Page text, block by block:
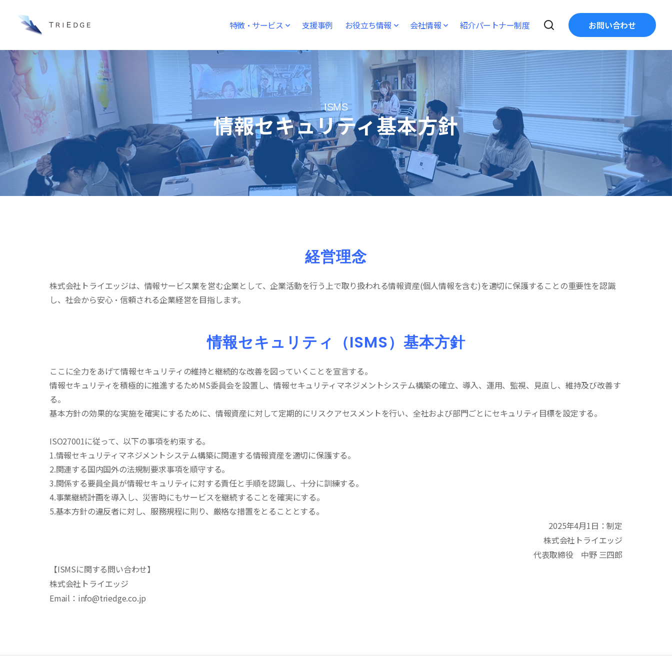
特徴・サービス 支援事例 お役立ち情報 会社情報 紹介パートナー制度 お問い合わせ
ISMS
情報セキュリティ基本方針
経営理念
株式会社トライエッジは、情報サービス業を営む企業として、企業活動を行う上で取り扱われる情報資産(個人情報を含む)を適切に保護することの重要性を認識
し、社会から安心・信頼される企業経営を目指します。
情報セキュリティ（ISMS）基本方針
ここに全力をあげて情報セキュリティの維持と継続的な改善を図っていくことを宣言する。
情報セキュリティを積極的に推進するためMS委員会を設置し、情報セキュリティマネジメントシステム構築の確立、導入、運用、監視、見直し、維持及び改善す
る。
基本方針の効果的な実施を確実にするために、情報資産に対して定期的にリスクアセスメントを行い、全社および部門ごとにセキュリティ目標を設定する。
ISO27001に従って、以下の事項を約束する。
1.情報セキュリティマネジメントシステム構築に関連する情報資産を適切に保護する。
2.関連する国内国外の法規制要求事項を順守する。
3.関係する要員全員が情報セキュリティに対する責任と手順を認識し、十分に訓練する。
4.事業継続計画を導入し、災害時にもサービスを継続することを確実にする。
5.基本方針の違反者に対し、服務規程に則り、厳格な措置をとることとする。
2025年4月1日：制定
株式会社トライエッジ
代表取締役 中野 三四郎
【ISMSに関する問い合わせ】
株式会社トライエッジ
Email：info@triedge.co.jp